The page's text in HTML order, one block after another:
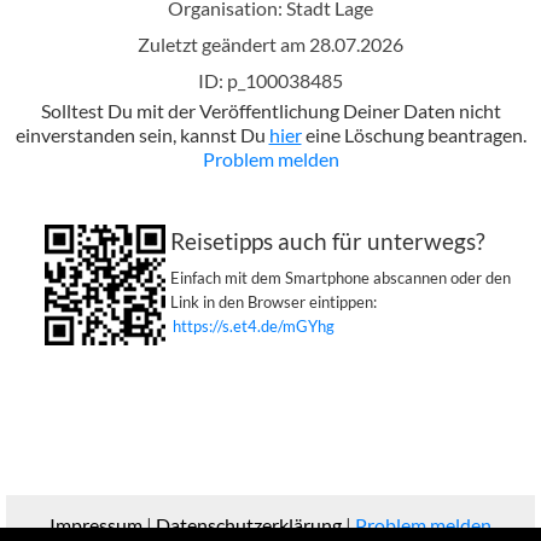
Organisation: Stadt Lage
Zuletzt geändert am 28.07.2026
ID: p_100038485
Solltest Du mit der Veröffentlichung Deiner Daten nicht
einverstanden sein, kannst Du hiereine Löschung beantragen.
Problem melden
https://s.et4.de/mGYhg
Reisetipps auch für unterwegs?
Einfach mit dem Smartphone abscannen oder den
Link in den Browser eintippen:
Impressum|Datenschutzerklärung|Problem melden